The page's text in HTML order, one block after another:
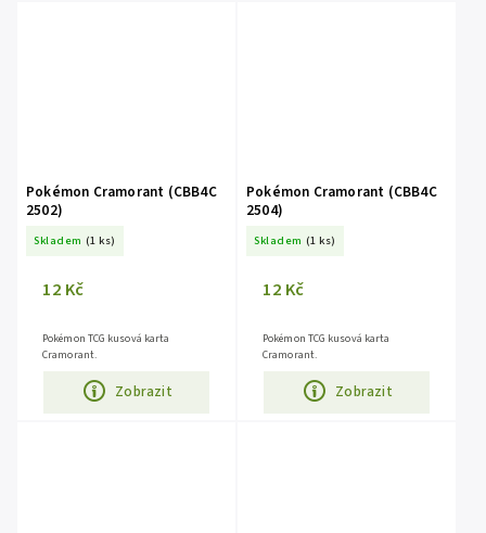
Pokémon Cramorant (CBB4C
2502)
Skladem (1 ks)
12 Kč
Zobrazit
Pokémon TCG kusová karta
Cramorant.
Pokémon Cramorant (CBB4C
2504)
Skladem (1 ks)
12 Kč
Zobrazit
Pokémon TCG kusová karta
Cramorant.